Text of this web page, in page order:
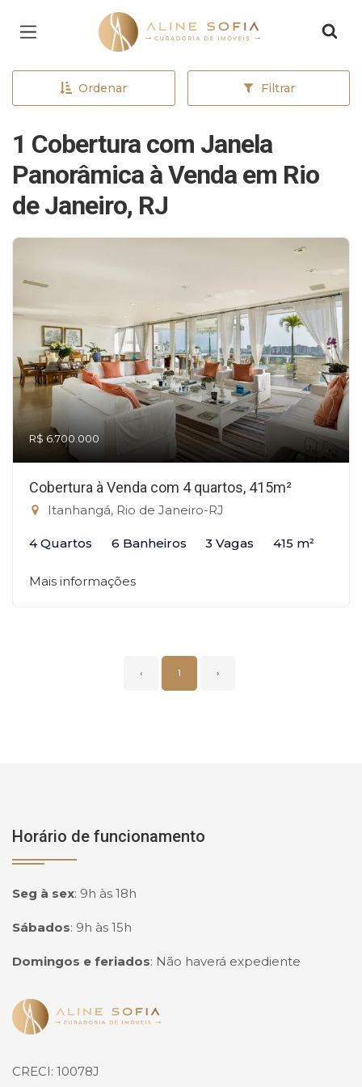
Página inicial
Ordenar Filtrar
1 Cobertura com Janela
Panorâmica à Venda em Rio
de Janeiro, RJ
R$ 6.700.000
Cobertura à Venda com 4 quartos, 415m²
Itanhangá, Rio de Janeiro-RJ
4 Quartos 6 Banheiros 3 Vagas 415 m²
Mais informações
‹ 1 ›
Horário de funcionamento
Seg à sex: 9h às 18h
Sábados: 9h às 15h
Domingos e feriados: Não haverá expediente
Página inicial
CRECI: 10078J